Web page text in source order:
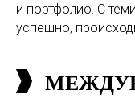
и портфолио. С
успешно,